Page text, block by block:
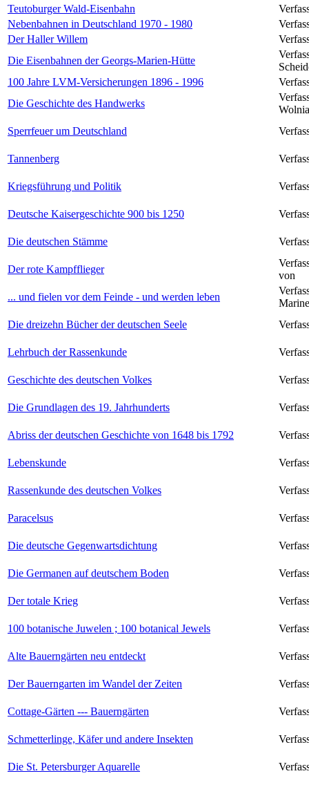
Teutoburger Wald-Eisenbahn
Nebenbahnen in Deutschland 1970 - 1980
Der Haller Willem
Die Eisenbahnen der Georgs-Marien-Hütte
100 Jahre LVM-Versicherungen 1896 - 1996
Die Geschichte des Handwerks
Sperrfeuer um Deutschland
Tannenberg
Kriegsführung und Politik
Deutsche Kaisergeschichte 900 bis 1250
Die deutschen Stämme
Der rote Kampfflieger
von
... und fielen vor dem Feinde - und werden leben
Die dreizehn Bücher der deutschen Seele
Lehrbuch der Rassenkunde
Geschichte des deutschen Volkes
Die Grundlagen des 19. Jahrhunderts
Abriss der deutschen Geschichte von 1648 bis 1792
Lebenskunde
Rassenkunde des deutschen Volkes
Paracelsus
Die deutsche Gegenwartsdichtung
Die Germanen auf deutschem Boden
Der totale Krieg
100 botanische Juwelen ; 100 botanical Jewels
Alte Bauerngärten neu entdeckt
Der Bauerngarten im Wandel der Zeiten
Cottage-Gärten --- Bauerngärten
Schmetterlinge, Käfer und andere Insekten
Die St. Petersburger Aquarelle